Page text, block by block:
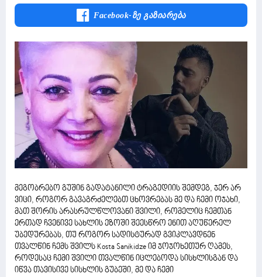
Facebook-Ზე Გაზიარება
მეგობრებო გუშინ გადატანილი ტრაგედიის შემდეგ, ჯერ არ
ვიცი, როგორ გავაგრძელებთ ცხოვრებას მე და ჩემი ოჯახი,
მათ შორის არასრულწლოვანი შვილი, რომელიც ჩემთან
ერთად ჩვენივე სახლის ეზოში შეესწრო ენით აღუწერელ
უბედურებას, თუ როგორ სადისტურად გვიკლავდნენ
თვალწინ ჩემს შვილს Kosta Sanikidze იმ ჯოჯოხეთურ ღამეს,
როდესაც ჩემი შვილი თვალწინ იცლებოდა სისხლისგან და
იწვა თავისივე სისხლის გუბეში, მე და ჩემი